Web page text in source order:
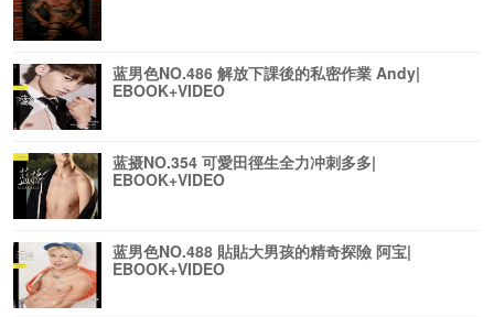
蓝男色NO.486 解放下課後的私密作業 Andy|
EBOOK+VIDEO
蓝摄NO.354 可愛田徑生全力冲刺多多|
EBOOK+VIDEO
蓝男色NO.488 貼貼大男孩的精奇探險 阿宝|
EBOOK+VIDEO